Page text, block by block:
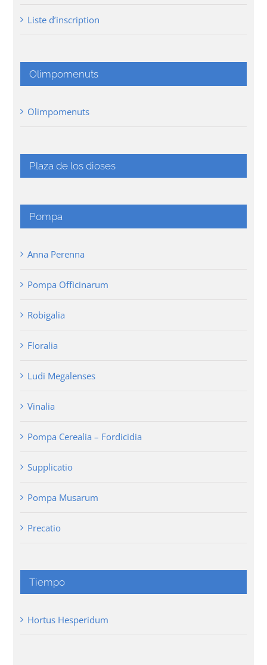
Liste d’inscription
Olimpomenuts
Olimpomenuts
Plaza de los dioses
Pompa
Anna Perenna
Pompa Officinarum
Robigalia
Floralia
Ludi Megalenses
Vinalia
Pompa Cerealia – Fordicidia
Supplicatio
Pompa Musarum
Precatio
Tiempo
Hortus Hesperidum